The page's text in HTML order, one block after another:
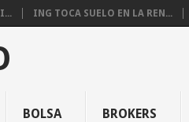
ING TOCA SUELO EN LA REN...
BOLSA BROKERS